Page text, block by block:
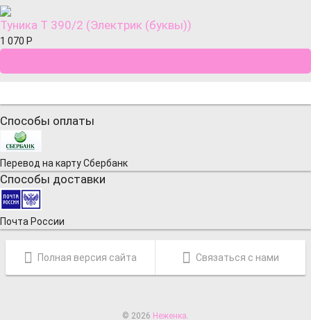
Туника Т 390/2 (Электрик (буквы))
1 070 Р
Способы оплаты
Перевод на карту Сбербанк
Способы доставки
Почта России
Полная версия сайта Связаться с нами
© 2026 Неженка.